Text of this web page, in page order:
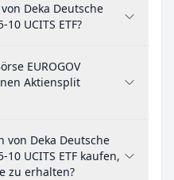
Deka Deutsche
10 UCITS ETF?
EUROGOV
Aktiensplit
von Deka Deutsche
10 UCITS ETF kaufen,
zu erhalten?